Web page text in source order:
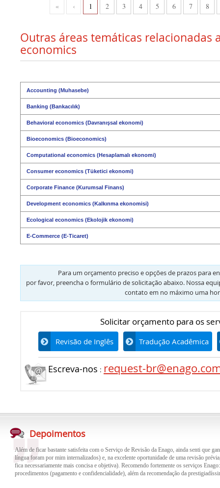
« ‹ 1 2 3 4 5 6 7 8
Outras áreas temáticas relacionadas
economics
Accounting (Muhasebe)
Banking (Bankacılık)
Behavioral economics (Davranışsal ekonomi)
Bioeconomics (Bioeconomics)
Computational economics (Hesaplamalı ekonomi)
Consumer economics (Tüketici ekonomi)
Corporate Finance (Kurumsal Finans)
Development economics (Kalkınma ekonomisi)
Ecological economics (Ekolojik ekonomi)
E-Commerce (E-Ticaret)
Para um orçamento preciso e opções de prazos para
por favor, preencha o formulário de solicitação abaixo. Nossa
contato em no máximo uma
Solicitar orçamento para os
Revisão de Inglês Tradução Acadêmica
Escreva-nos : request-
Depoimentos
língua foram por mim internalizados) e, na excelente oportunidade de uma revisão
fica necessariamente mais concisa e objetiva). Recomendo fortemente os serviços